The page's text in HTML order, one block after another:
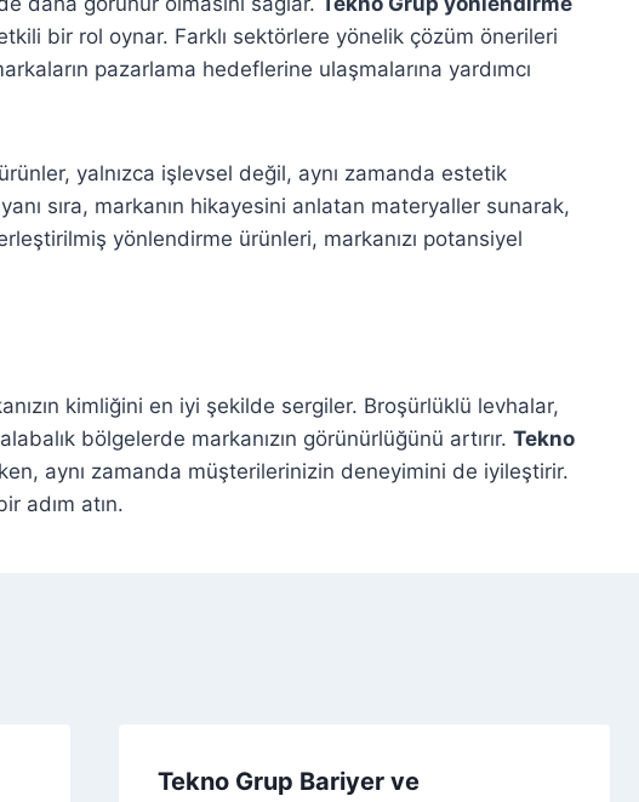
bir rol oynar. Farklı sektörlere yönelik çözüm önerileri
pazarlama hedeflerine ulaşmalarına yardımcı
yalnızca işlevsel değil, aynı zamanda estetik
sıra, markanın hikayesini anlatan materyaller sunarak,
yönlendirme ürünleri, markanızı potansiyel
kimliğini en iyi şekilde sergiler. Broşürlüklü levhalar,
bölgelerde markanızın görünürlüğünü artırır. Tekno
aynı zamanda müşterilerinizin deneyimini de iyileştirir.
adım atın.
Tekno Grup Bariyer ve